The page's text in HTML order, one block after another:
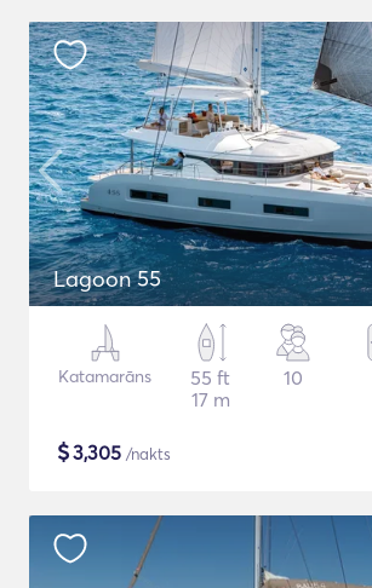
Lagoon 55
Katamarāns
55 ft
17 m
10
$3,305 /nakts